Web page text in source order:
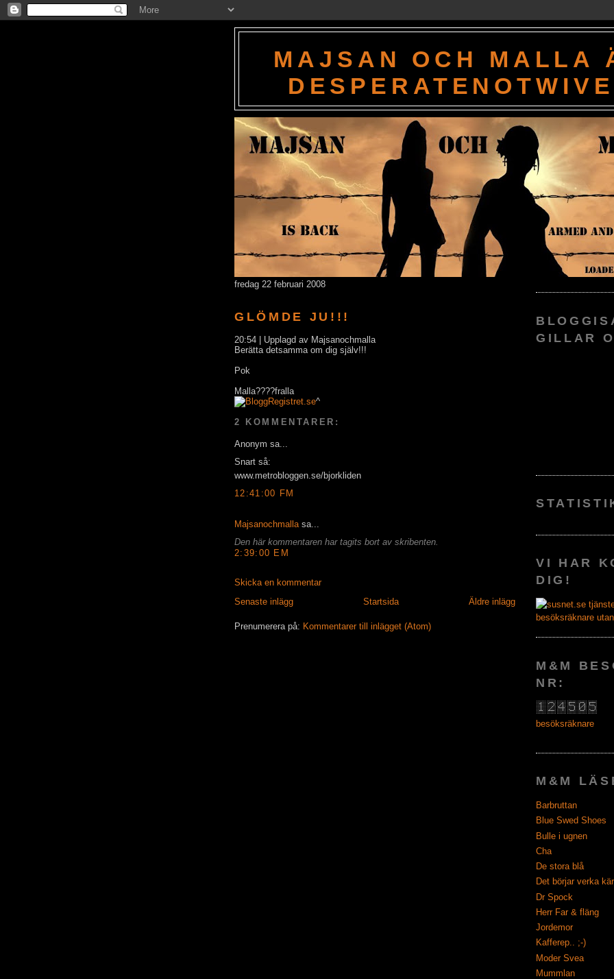
MAJSAN OCH MALLA
fredag 22 februari 2008
GLÖMDE JU!!!
20:54 | Upplagd av Majsanochmalla
Berätta detsamma om dig själv!!!
Pok
Malla????fralla
^
2 KOMMENTARER:
Anonym sa...
Snart så:
www.metrobloggen.se/bjorkliden
12:41:00 FM
Majsanochmalla sa...
Den här kommentaren har tagits bort av skribenten.
2:39:00 EM
Skicka en kommentar
Senaste inlägg
Äldre inlägg
Startsida
Prenumerera på: Kommentarer till inlägget (Atom)
GILLAR
VI HAR
DIG!
M&M
NR:
besöksräknare
M&M
Barbruttan
Blue Swed Shoes
Bulle i ugnen
Cha
De stora blå
Det börjar verka
Dr Spock
Herr Far & fläng
Jordemor
Kafferep.. ;-)
Moder Svea
Mummlan